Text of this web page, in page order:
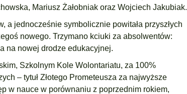
Mariusz Żałobniak oraz Wojciech Jakubiak.
a jednocześnie symbolicznie powitała przyszłych
nowego. Trzymano kciuki za absolwentów:
na nowej drodze edukacyjnej.
Szkolnym Kole Wolontariatu, za 100%
– tytuł Złotego Prometeusza za najwyższe
w nauce w porównaniu z poprzednim rokiem,